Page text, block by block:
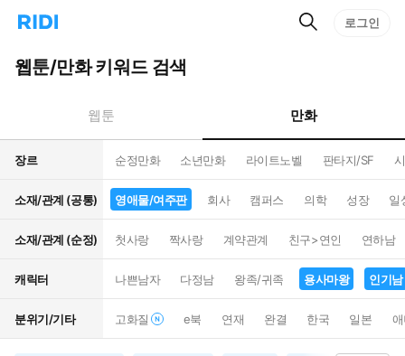
리
홈
으
턴
트
검
로그인
웹툰/만화 키워드 검색
웹툰 만화
장르 순정만화 소년만화 라이트노벨 판타지/SF
소재/관계 (공통) 영애물/여주판 회사 캠퍼스 의학 성장 일
소재/관계 (순정) 첫사랑 짝사랑 계약관계 친구>연인 연하남
캐릭터 나쁜남자 다정남 왕족/귀족 용사마왕 인기남
분위기/기타 고화질 e북 연재 완결 한국 일본